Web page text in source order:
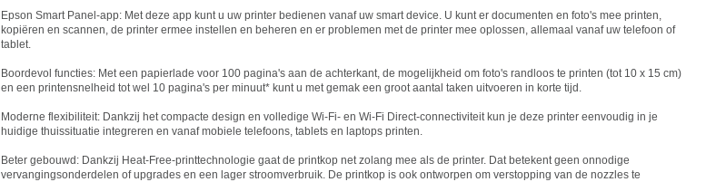
Epson Smart Panel-app: Met deze app kunt u uw printer bedienen vanaf uw smart device. U kunt er documenten en foto's mee printen,
kopiëren en scannen, de printer ermee instellen en beheren en er problemen met de printer mee oplossen, allemaal vanaf uw telefoon of
tablet.
Boordevol functies: Met een papierlade voor 100 pagina's aan de achterkant, de mogelijkheid om foto's randloos te printen (tot 10 x 15 cm)
en een printensnelheid tot wel 10 pagina's per minuut* kunt u met gemak een groot aantal taken uitvoeren in korte tijd.
Moderne flexibiliteit: Dankzij het compacte design en volledige Wi-Fi- en Wi-Fi Direct-connectiviteit kun je deze printer eenvoudig in je
huidige thuissituatie integreren en vanaf mobiele telefoons, tablets en laptops printen.
Beter gebouwd: Dankzij Heat-Free-printtechnologie gaat de printkop net zolang mee als de printer. Dat betekent geen onnodige
vervangingsonderdelen of upgrades en een lager stroomverbruik. De printkop is ook ontworpen om verstopping van de nozzles te